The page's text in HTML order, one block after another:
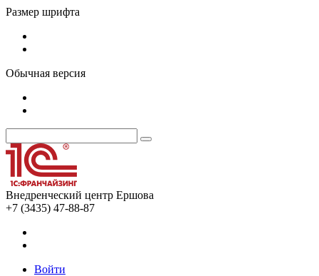
Размер шрифта
Обычная версия
Внедренческий центр Ершова
+7 (3435) 47-88-87
Войти